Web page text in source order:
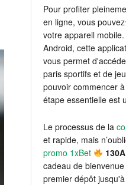
Pour profiter
en ligne, vous pouvez
votre appareil
Android, cette
vous permet
paris sportifs et de
pouvoir commencer
étape essentielle est
Le processus de la
et rapide, mais
promo 1xBet
cadeau de
premier dépôt jusqu'à